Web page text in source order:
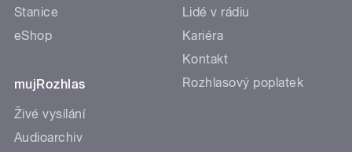
Stanice
eShop
mujRozhlas
Živé vysílání
Audioarchiv
Lidé v rádiu
Kariéra
Kontakt
Rozhlasový poplatek